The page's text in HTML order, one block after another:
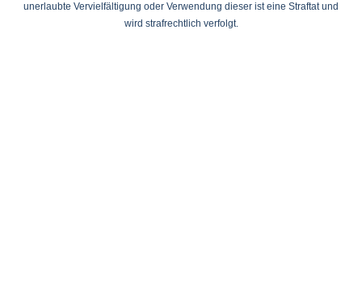
unerlaubte Vervielfältigung oder Verwendung dieser ist eine Straftat und
wird strafrechtlich verfolgt.